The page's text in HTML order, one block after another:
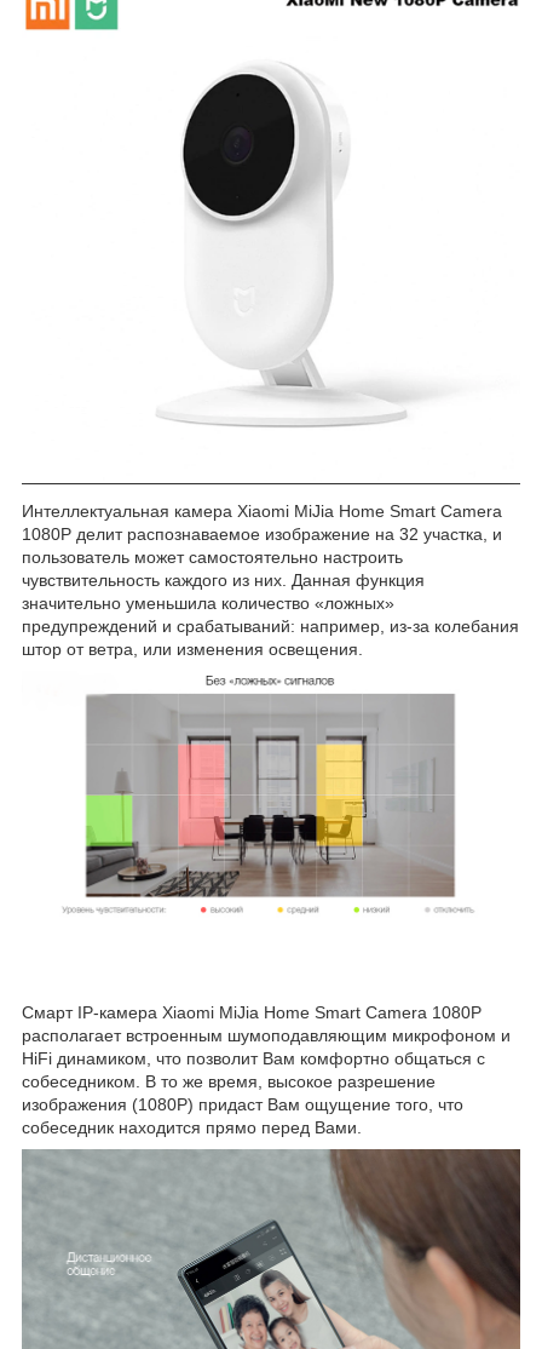
Интеллектуальная камера Xiaomi MiJia Home Smart Camera
1080P делит распознаваемое изображение на 32 участка, и
пользователь может самостоятельно настроить
чувствительность каждого из них. Данная функция
значительно уменьшила количество «ложных»
предупреждений и срабатываний: например, из-за колебания
штор от ветра, или изменения освещения.
Смарт IP-камера Xiaomi MiJia Home Smart Camera 1080P
располагает встроенным шумоподавляющим микрофоном и
HiFi динамиком, что позволит Вам комфортно общаться с
собеседником. В то же время, высокое разрешение
изображения (1080Р) придаст Вам ощущение того, что
собеседник находится прямо перед Вами.